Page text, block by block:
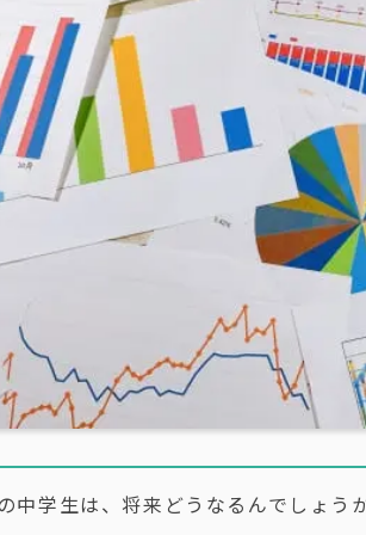
中学生は、将来どうなるんでしょう